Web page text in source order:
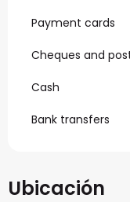
Payment cards
Cheques and
Cash
Bank transfers
Ubicación